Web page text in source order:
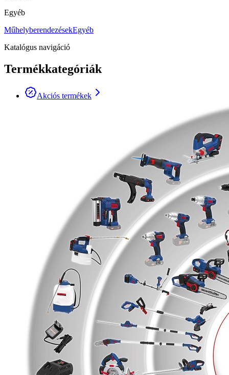
Egyéb
MűhelyberendezésekEgyéb
Katalógus navigáció
Termékkategóriák
Akciós termékek